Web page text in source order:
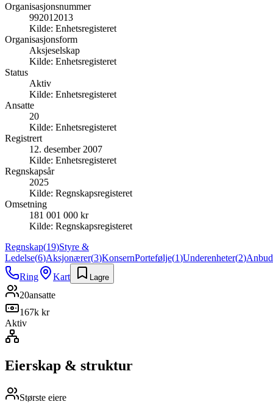
Organisasjonsnummer
992012013
Kilde: Enhetsregisteret
Organisasjonsform
Aksjeselskap
Kilde: Enhetsregisteret
Status
Aktiv
Kilde: Enhetsregisteret
Ansatte
20
Kilde: Enhetsregisteret
Registrert
12. desember 2007
Kilde: Enhetsregisteret
Regnskapsår
2025
Kilde: Regnskapsregisteret
Omsetning
181 001 000 kr
Kilde: Regnskapsregisteret
Regnskap(19)Styre &
Ledelse(6)Aksjonærer(3)KonsernPortefølje(1)Underenheter(2)Anbud
Ring
Kart Lagre
20ansatte
167k kr
Aktiv
Eierskap & struktur
Største eiere